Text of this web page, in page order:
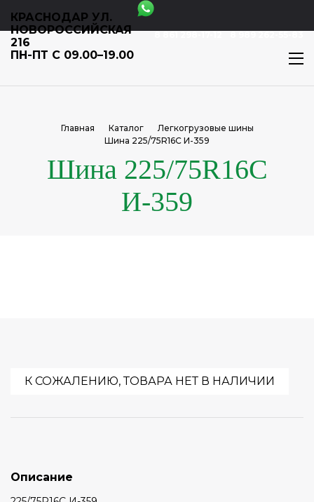
КРАСНОДАР УЛ.
НОВОРОССИЙСКАЯ
216
ПН-ПТ С 09.00–19.00
8 861 298-17-12 8 989 262-55-83
Главная Каталог
Легкогрузовые шины
Шина 225/75R16C И-359
Шина 225/75R16C
И-359
К СОЖАЛЕНИЮ, ТОВАРА НЕТ В НАЛИЧИИ
Описание